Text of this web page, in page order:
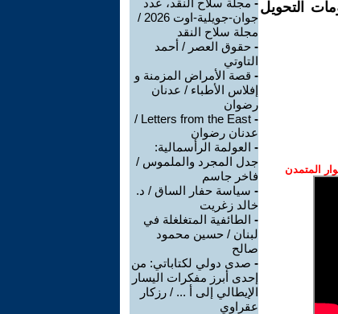
التحويل
المتمدن
- مجلة سلاح النقد، عدد
جوان-جويلية-اوت 2026 /
مجلة سلاح النقد
- حقوق العصر / أحمد
التاوتي
- قصة الأمراض المزمنة و
إفلاس الأطباء / عدنان
رضوان
-
Letters from the East /
عدنان رضوان
- العولمة الرأسمالية:
جدل المجرد والملموس /
فاخر جاسم
- سياسة حفار الساق / د.
خالد زغريت
- الطائفية المتغلغلة في
لبنان / حسين محمود
صالح
- صدى دولي لكتاباتي: من
إحدى أبرز مفكرات اليسار
الإيطالي إلى أ ... / رزكار
عقراوي